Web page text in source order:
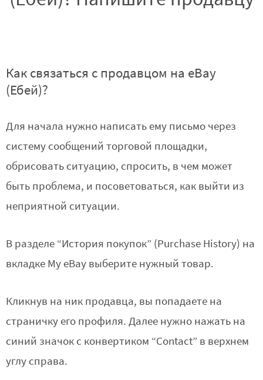
Как связаться с продавцом на eBay
(Ебей)?
Для начала нужно написать ему письмо через
систему сообщений торговой площадки,
обрисовать ситуацию, спросить, в чем может
быть проблема, и посоветоваться, как выйти из
неприятной ситуации.
В разделе “История покупок” (Purchase History) на
вкладке My eBay выберите нужный товар.
Кликнув на ник продавца, вы попадаете на
страничку его профиля. Далее нужно нажать на
синий значок с конвертиком “Contact” в верхнем
углу справа.